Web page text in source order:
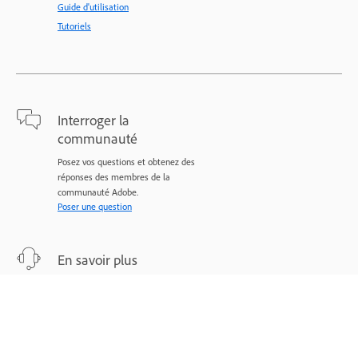
Guide d'utilisation
Tutoriels
Interroger la
communauté
Posez vos questions et obtenez des
réponses des membres de la
communauté Adobe.
Poser une question
En savoir plus